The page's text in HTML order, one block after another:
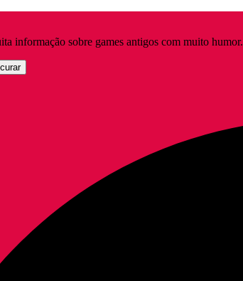
informação sobre games antigos com muito humor.